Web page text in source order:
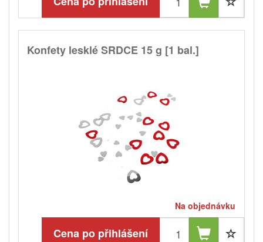
Konfety lesklé SRDCE 15 g [1 bal.]
Na objednávku
Cena po přihlášení